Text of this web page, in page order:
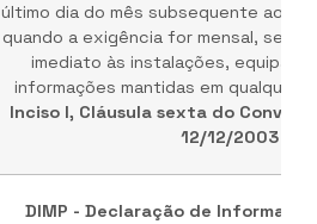
último dia do mês subsequente ao
quando a exigência for mensal, sem
imediato às instalações,
informações mantidas em qualquer
Inciso I, Cláusula sexta do Convênio
12/12/2003
DIMP - Declaração de